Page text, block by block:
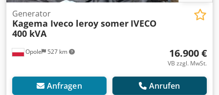
Opole 527 km
Generator
Kagema Iveco leroy somer IVECO
400 kVA
16.900 €
VB zzgl. MwSt.
Anfragen Anrufen